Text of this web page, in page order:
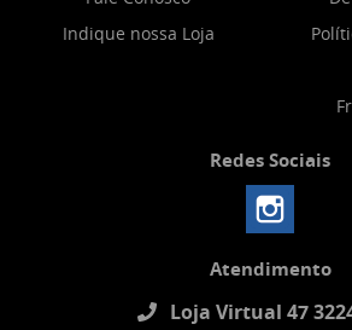
Indique nossa Loja
Redes Sociais
Atendimento
Loja Virtual 47